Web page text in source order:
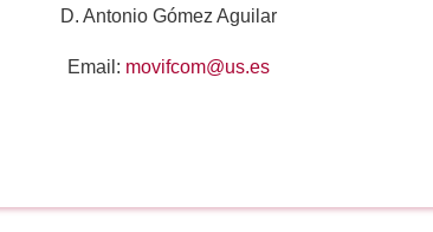
D. Antonio Gómez Aguilar
Email: movifcom@us.es